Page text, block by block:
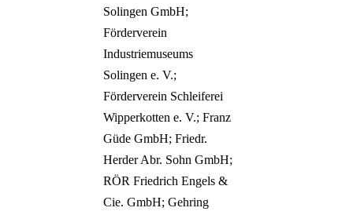
Solingen GmbH;
Förderverein
Industriemuseums
Solingen e. V.;
Förderverein Schleiferei
Wipperkotten e. V.; Franz
Güde GmbH; Friedr.
Herder Abr. Sohn GmbH;
RÖR Friedrich Engels &
Cie. GmbH; Gehring